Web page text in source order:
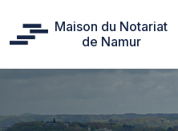
Maison du Notariat
de Namur